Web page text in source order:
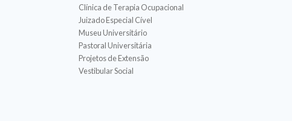
Clínica de Terapia Ocupacional
Juizado Especial Cível
Museu Universitário
Pastoral Universitária
Projetos de Extensão
Vestibular Social